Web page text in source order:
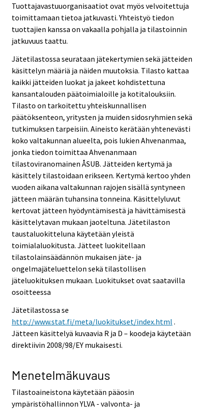
Tuottajavastuuorganisaatiot ovat myös velvoitettuja
toimittamaan tietoa jatkuvasti. Yhteistyö tiedon
tuottajien kanssa on vakaalla pohjalla ja tilastoinnin
jatkuvuus taattu.
Jätetilastossa seurataan jätekertymien sekä jätteiden
käsittelyn määriä ja näiden muutoksia. Tilasto kattaa
kaikki jätteiden luokat ja jakeet kohdistettuna
kansantalouden päätoimialoille ja kotitalouksiin.
Tilasto on tarkoitettu yhteiskunnallisen
päätöksenteon, yritysten ja muiden sidosryhmien sekä
tutkimuksen tarpeisiin. Aineisto kerätään yhtenevästi
koko valtakunnan alueelta, pois lukien Ahvenanmaa,
jonka tiedon toimittaa Ahvenanmaan
tilastoviranomainen ÅSUB. Jätteiden kertymä ja
käsittely tilastoidaan erikseen. Kertymä kertoo yhden
vuoden aikana valtakunnan rajojen sisällä syntyneen
jätteen määrän tuhansina tonneina. Käsittelyluvut
kertovat jätteen hyödyntämisestä ja hävittämisestä
käsittelytavan mukaan jaoteltuna. Jätetilaston
taustaluokitteluna käytetään yleistä
toimialaluokitusta. Jätteet luokitellaan
tilastolainsäädännön mukaisen jäte- ja
ongelmajäteluettelon sekä tilastollisen
jäteluokituksen mukaan. Luokitukset ovat saatavilla
osoitteessa
Jätetilastossa se
http://www.stat.fi/meta/luokitukset/index.html .
Jätteen käsittelyä kuvaavia R ja D – koodeja käytetään
direktiivin 2008/98/EY mukaisesti.
Menetelmäkuvaus
Tilastoaineistona käytetään pääosin
ympäristöhallinnon YLVA - valvonta- ja